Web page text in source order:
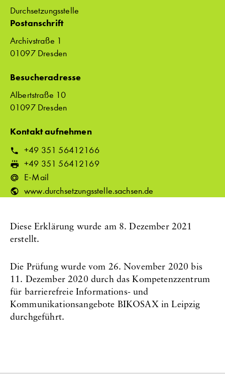
Durchsetzungsstelle
Postanschrift
Archivstraße 1
01097 Dresden
Besucheradresse
Albertstraße 10
01097 Dresden
Kontakt aufnehmen
T
e
l
f
n
n
m
m
e
+49 351 56412166
F
a
x
:
+49 351 56412169
E-Mail
www.durchsetzungsstelle.sachsen.de
Diese Erklärung wurde am 8. Dezember 2021
erstellt.
Die Prüfung wurde vom 26. November 2020 bis
11. Dezember 2020 durch das Kompetenzzentrum
für barrierefreie Informations- und
Kommunikationsangebote BIKOSAX in Leipzig
durchgeführt.